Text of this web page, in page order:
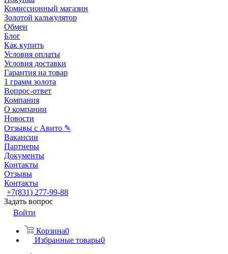
Комиссионный магазин
Золотой калькулятор
Обмен
Блог
Как купить
Условия оплаты
Условия доставки
Гарантия на товар
1 грамм золота
Вопрос-ответ
Компания
О компании
Новости
Отзывы с Авито ✎
Вакансии
Партнеры
Документы
Контакты
Отзывы
Контакты
+7(831) 277-99-88
Задать вопрос
Войти
Корзина0
Избранные товары0